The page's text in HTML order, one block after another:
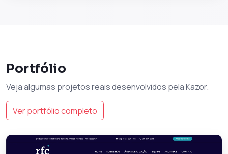
Portfólio
Veja algumas projetos reais desenvolvidos pela Kazor.
Ver portfólio completo